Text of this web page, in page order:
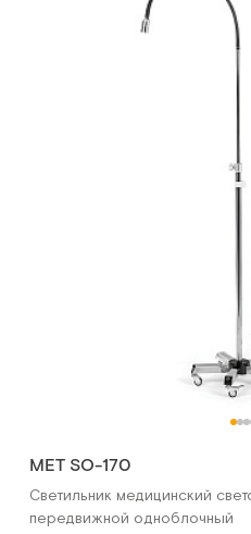
MET SO-170
Светильник медицинский
передвижной одноблочный